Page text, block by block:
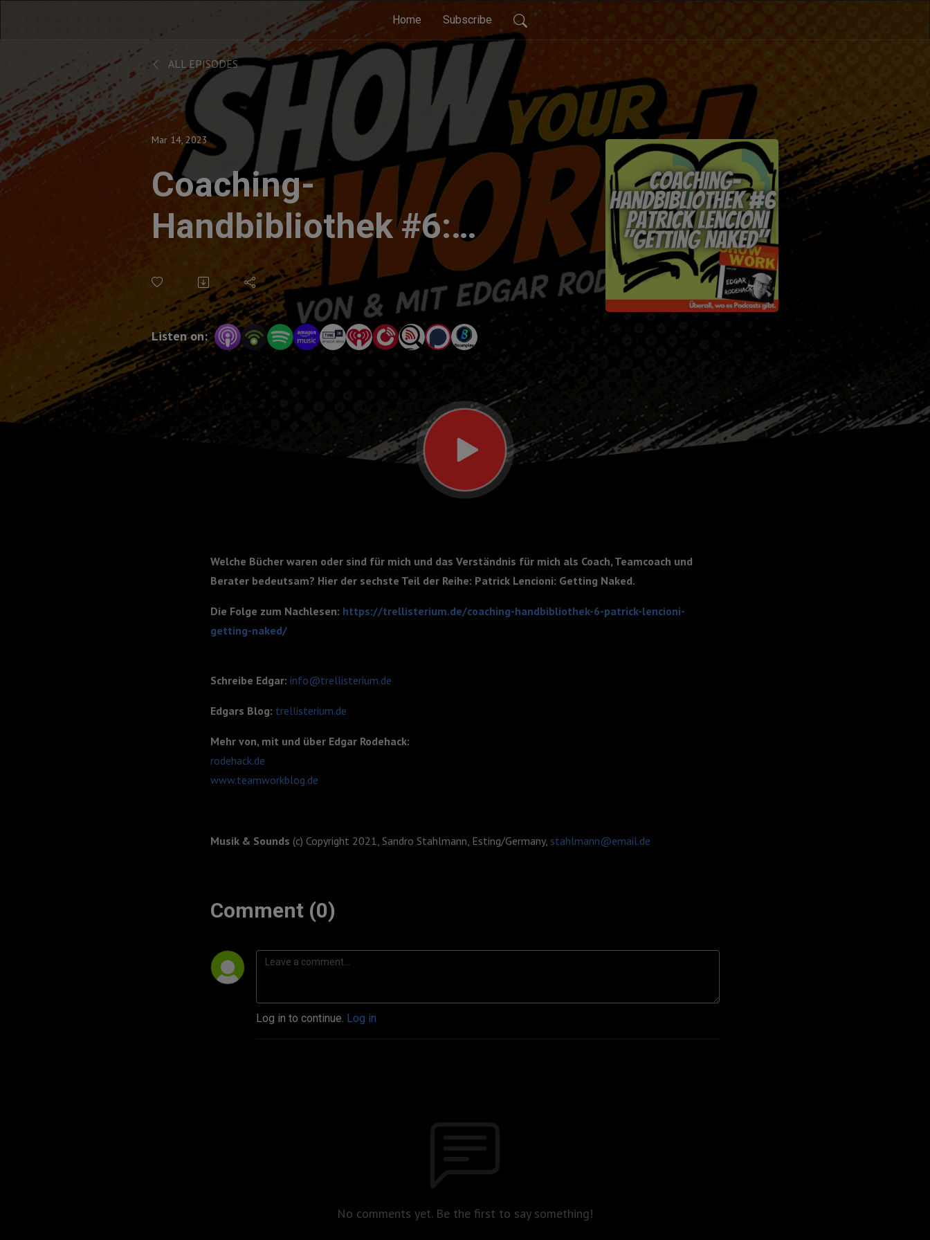
Home Subscribe
ALL EPISODES
Mar 14, 2023
Coaching-
Handbibliothek #6:
Patrick Lencioni:
Getting Naked
Listen on:
Welche Bücher waren oder sind für mich und das Verständnis für mich als Coach, Teamcoach und
Berater bedeutsam? Hier der sechste Teil der Reihe: Patrick Lencioni: Getting Naked.
Die Folge zum Nachlesen: https://trellisterium.de/coaching-handbibliothek-6-patrick-lencioni-
getting-naked/
Schreibe Edgar: info@trellisterium.de
Edgars Blog: trellisterium.de
Mehr von, mit und über Edgar Rodehack:
rodehack.de
www.teamworkblog.de
Musik & Sounds (c) Copyright 2021, Sandro Stahlmann, Esting/Germany, stahlmann@email.de
Comment (0)
Log in to continue. Log in
No comments yet. Be the first to say something!